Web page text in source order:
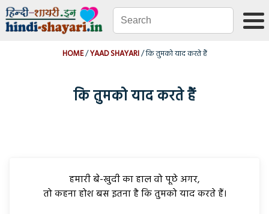
HOME YAAD SHAYARI कि तुमको याद करते हैं
कि तुमको याद करते हैं
हमारी बे-खुदी का हाल वो पूछे अगर,
तो कहना होश बस इतना है कि तुमको याद करते हैं।